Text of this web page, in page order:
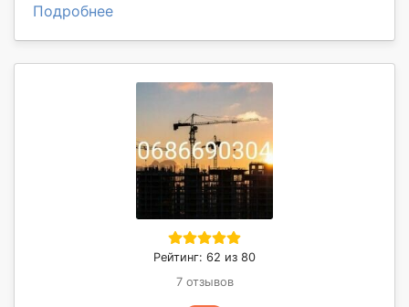
Подробнее
Рейтинг: 62 из 80
7 отзывов